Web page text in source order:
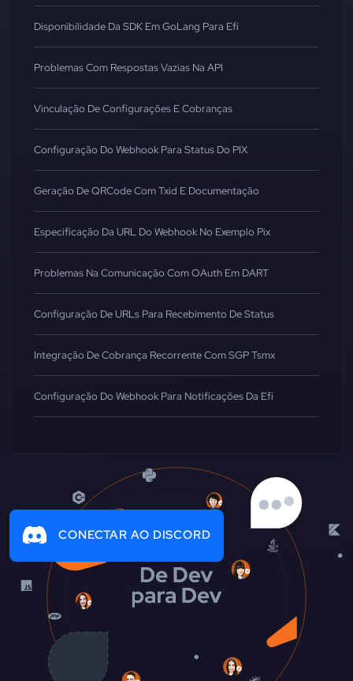
Disponibilidade Da SDK Em GoLang Para Efí
Problemas Com Respostas Vazias Na API
Vinculação De Configurações E Cobranças
Configuração Do Webhook Para Status Do PIX
Geração De QRCode Com Txid E Documentação
Especificação Da URL Do Webhook No Exemplo Pix
Problemas Na Comunicação Com OAuth Em DART
Configuração De URLs Para Recebimento De Status
Integração De Cobrança Recorrente Com SGP Tsmx
Configuração Do Webhook Para Notificações Da Efí
CONECTAR AO DISCORD